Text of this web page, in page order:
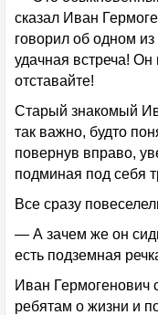
сказал Иван
говорил об одном
удачная встреча!
отставайте!
Старый знакомый
так важно, будто
повернув вправо,
подминая под себя
Все сразу
— А зачем же он
есть подземная
Иван Гермогенович
ребятам о жизни и